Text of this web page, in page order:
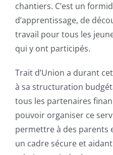
chantiers. C’est un
d’apprentissage, de
travail pour tous les
qui y ont participés.
Trait d’Union a durant
à sa structuration
tous les partenaires
pouvoir organiser ce
permettre à des parents
un cadre sécure et